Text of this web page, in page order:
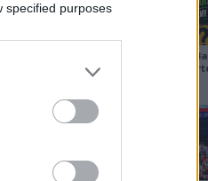
specified purposes
66
Piłkarskie
żywo: